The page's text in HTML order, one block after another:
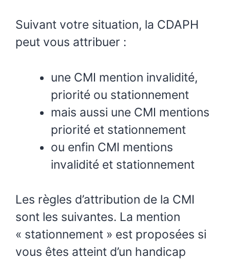
Suivant votre situation, la CDAPH
peut vous attribuer :
une CMI mention invalidité,
priorité ou stationnement
mais aussi une CMI mentions
priorité et stationnement
ou enfin CMI mentions
invalidité et stationnement
Les règles d’attribution de la CMI
sont les suivantes. La mention
« stationnement » est proposées si
vous êtes atteint d’un handicap